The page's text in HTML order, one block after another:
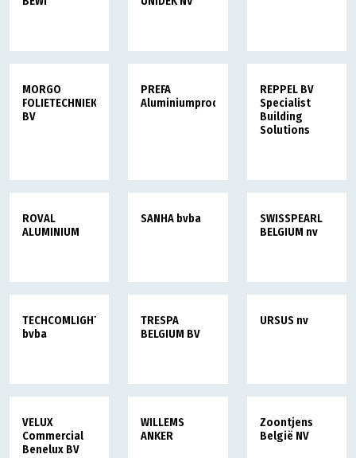
MORGO
FOLIETECHNIEK
BV
PREFA
Aluminiumprodukte
REPPEL BV
Specialist
Building
Solutions
ROVAL
ALUMINIUM
SANHA bvba
SWISSPEARL
BELGIUM nv
TECHCOMLIGHT
bvba
TRESPA
BELGIUM BV
URSUS nv
VELUX
Commercial
Benelux BV
WILLEMS
ANKER
Zoontjens
België NV